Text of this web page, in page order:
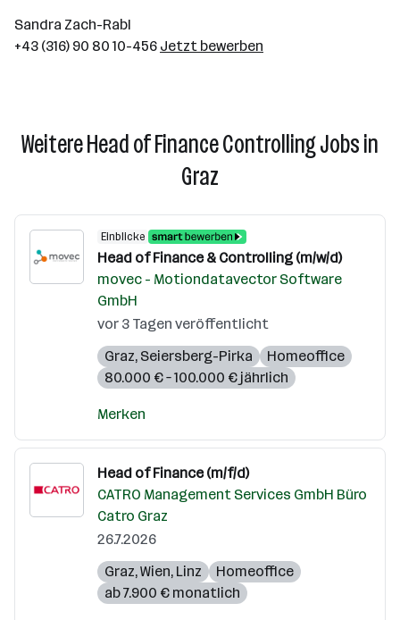
Sandra Zach-Rabl
+43 (316) 90 80 10-456 Jetzt bewerben
Weitere Head of Finance Controlling Jobs in
Graz
Einblicke
Head of Finance & Controlling (m/w/d)
movec - Motiondatavector Software
GmbH
vor 3 Tagen veröffentlicht
Graz, Seiersberg-Pirka
Homeoffice
80.000 € – 100.000 € jährlich
Merken
Head of Finance (m/f/d)
CATRO Management Services GmbH Büro
Catro Graz
26.7.2026
Graz,Wien, Linz
Homeoffice
ab 7.900 € monatlich